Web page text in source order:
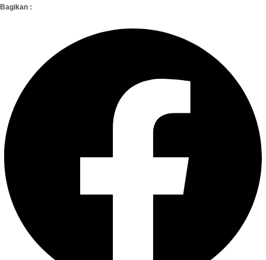
Bagikan :